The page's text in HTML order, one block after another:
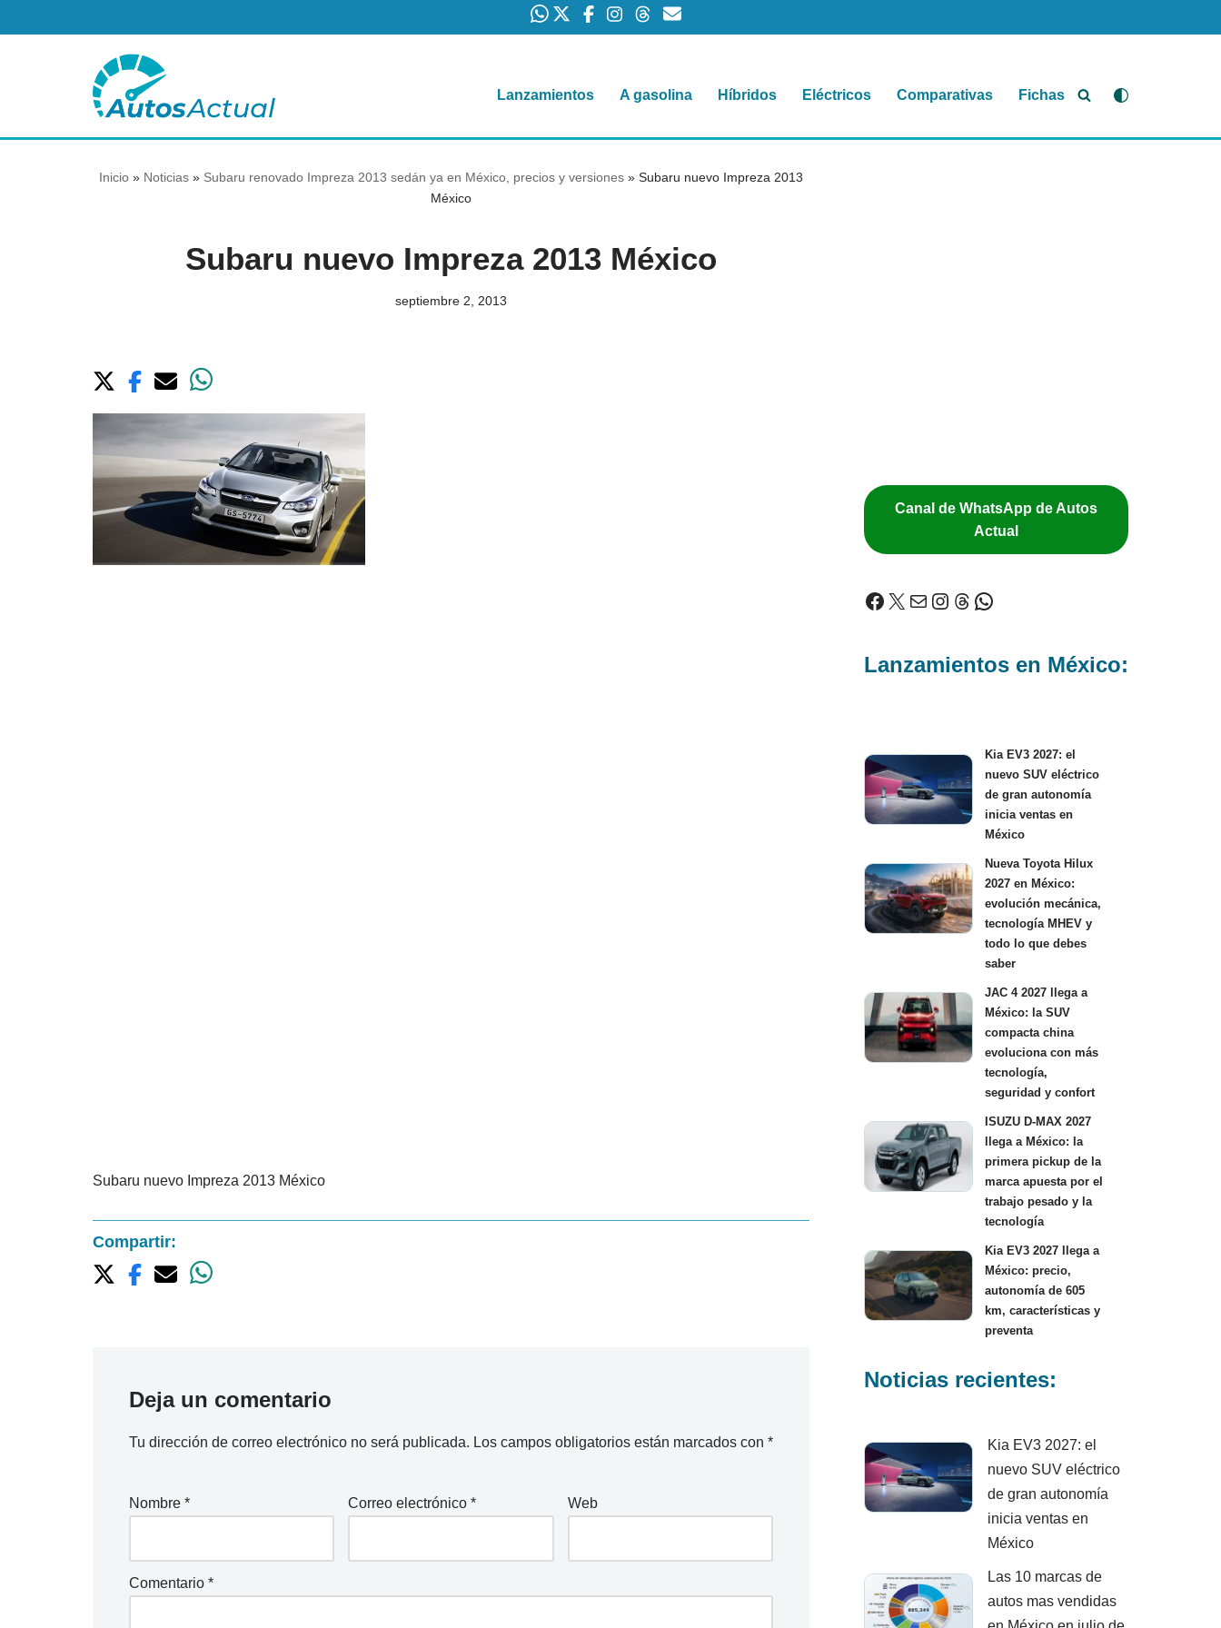
contenido
Lanzamientos A gasolina Híbridos Eléctricos Comparativas Fichas
Inicio » Noticias » Subaru renovado Impreza 2013 sedán ya en México, precios y versiones » Subaru nuevo Impreza 2013
México
Subaru nuevo Impreza 2013 México
septiembre 2, 2013
Subaru nuevo Impreza 2013 México
Compartir:
Deja un comentario
Tu dirección de correo electrónico no será publicada. Los campos obligatorios están marcados con *
Nombre * Correo electrónico* Web
Comentario *
Canal de WhatsApp de Autos
Actual
Lanzamientos en México:
Kia EV3 2027: el
nuevo SUV eléctrico
de gran autonomía
inicia ventas en
México
Nueva Toyota Hilux
2027 en México:
evolución mecánica,
tecnología MHEV y
todo lo que debes
saber
JAC 4 2027 llega a
México: la SUV
compacta china
evoluciona con más
tecnología,
seguridad y confort
ISUZU D-MAX 2027
llega a México: la
primera pickup de la
marca apuesta por el
trabajo pesado y la
tecnología
Kia EV3 2027 llega a
México: precio,
autonomía de 605
km, características y
preventa
Noticias recientes:
Kia EV3 2027: el
nuevo SUV eléctrico
de gran autonomía
inicia ventas en
México
Las 10 marcas de
autos mas vendidas